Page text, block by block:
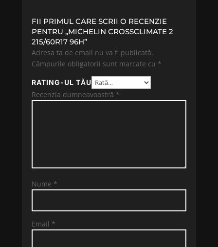
FII PRIMUL CARE SCRII O RECENZIE
PENTRU „MICHELIN CROSSCLIMATE 2
215/60R17 96H”
Adresa ta de email nu va fi publicată.
Câmpurile obligatorii sunt marcate cu *
RATING-UL TĂU
Recenzia dumneavoastră *
Nume *
Email *